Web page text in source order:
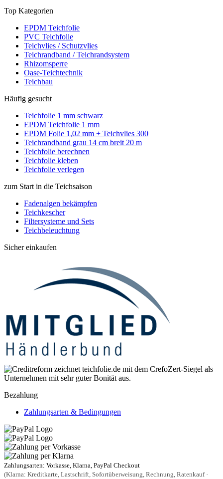
Top Kategorien
EPDM Teichfolie
PVC Teichfolie
Teichvlies / Schutzvlies
Teichrandband / Teichrandsystem
Rhizomsperre
Oase-Teichtechnik
Teichbau
Häufig gesucht
Teichfolie 1 mm schwarz
EPDM Teichfolie 1 mm
EPDM Folie 1,02 mm + Teichvlies 300
Teichrandband grau 14 cm breit 20 m
Teichfolie berechnen
Teichfolie kleben
Teichfolie verlegen
zum Start in die Teichsaison
Fadenalgen bekämpfen
Teichkescher
Filtersysteme und Sets
Teichbeleuchtung
Sicher einkaufen
Bezahlung
Zahlungsarten & Bedingungen
Zahlungsarten: Vorkasse, Klarna, PayPal Checkout
(Klarna: Kreditkarte, Lastschrift, Sofortüberweisung, Rechnung, Ratenkauf ·